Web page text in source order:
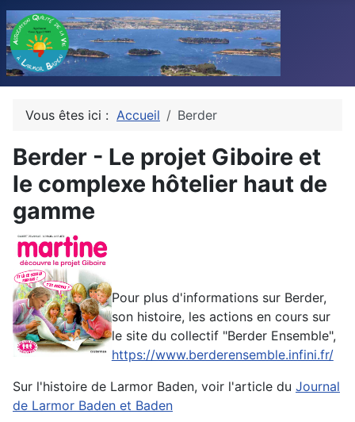
Vous êtes ici : Accueil Berder
Berder - Le projet Giboire et
le complexe hôtelier haut de
gamme
Pour plus d'informations sur Berder,
son histoire, les actions en cours sur
le site du collectif "Berder Ensemble",
https://www.berderensemble.infini.fr/
Sur l'histoire de Larmor Baden, voir l'article du Journal
de Larmor Baden et Baden